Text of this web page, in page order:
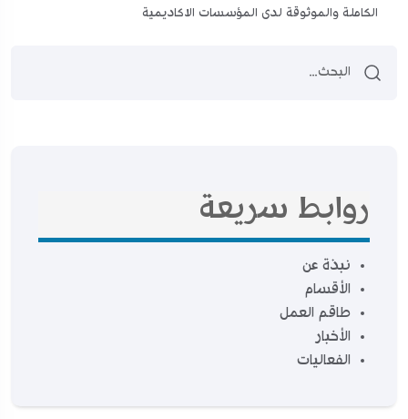
الكاملة والموثوقة لدى المؤسسات الاكاديمية
روابط سريعة
نبذة عن
الأقسام
طاقم العمل
الأخبار
الفعاليات